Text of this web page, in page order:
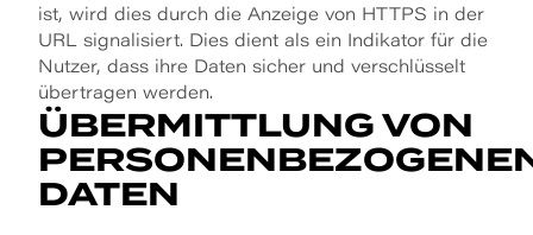
ist, wird dies durch die Anzeige von HTTPS in der
URL signalisiert. Dies dient als ein Indikator für die
Nutzer, dass ihre Daten sicher und verschlüsselt
übertragen werden.
ÜBERMITTLUNG VON
DATEN